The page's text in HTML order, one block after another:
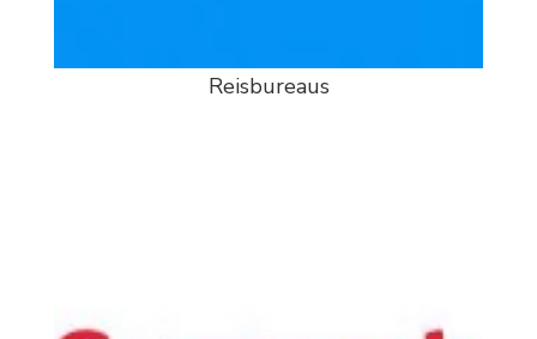
Reisbureaus